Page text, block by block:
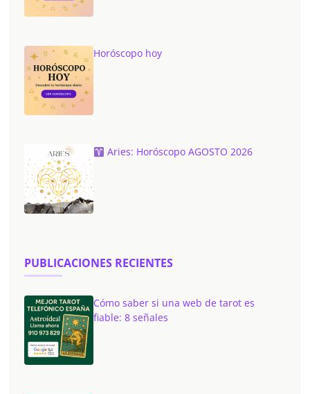
Horóscopo hoy
Aries: Horóscopo AGOSTO 2026
PUBLICACIONES RECIENTES
Cómo saber si una web de tarot es
fiable: 8 señales